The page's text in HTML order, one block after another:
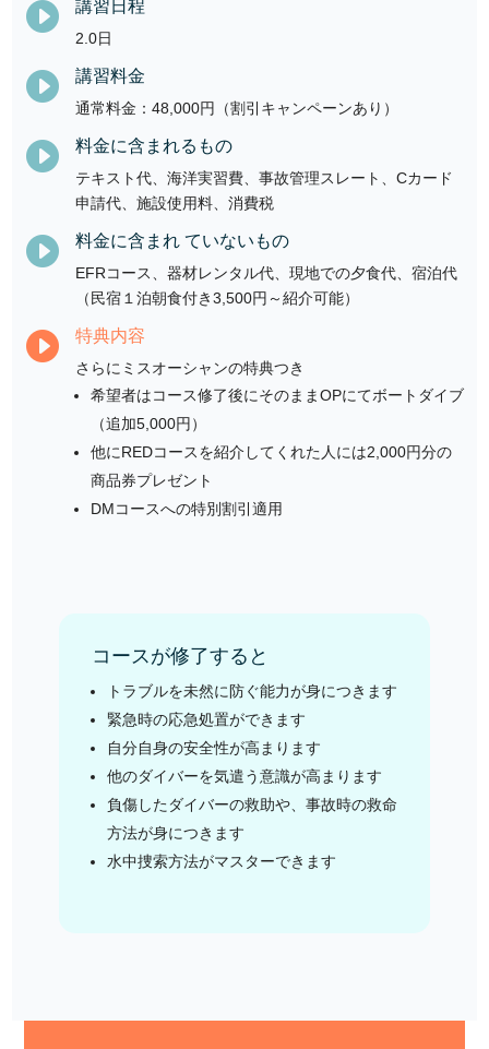
 講習日程
2.0日
 講習料金
通常料金：48,000円（割引キャンペーンあり）
 料金に含まれるもの
テキスト代、海洋実習費、事故管理スレート、Cカード
申請代、施設使用料、消費税
 料金に含まれ ていないもの
EFRコース、器材レンタル代、現地での夕食代、宿泊代
（民宿１泊朝食付き3,500円～紹介可能）
 特典内容
さらにミスオーシャンの特典つき
希望者はコース修了後にそのままOPにてボートダイブ
（追加5,000円）
他にREDコースを紹介してくれた人には2,000円分の
商品券プレゼント
DMコースへの特別割引適用
コースが修了すると
トラブルを未然に防ぐ能力が身につきます
緊急時の応急処置ができます
自分自身の安全性が高まります
他のダイバーを気遣う意識が高まります
負傷したダイバーの救助や、事故時の救命
方法が身につきます
水中捜索方法がマスターできます